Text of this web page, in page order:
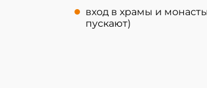
вход в храмы и
пускают)